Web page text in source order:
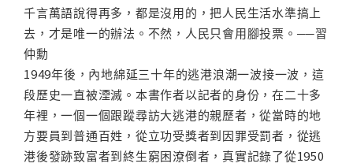
千言萬語說得再多，都是沒用的，把人民生活水準搞上
去，才是唯一的辦法。不然，人民只會用腳投票。──習
仲勳
1949年後，內地綿延三十年的逃港浪潮一波接一波，這
段歷史一直被湮滅。本書作者以記者的身份，在二十多
年裡，一個一個跟蹤尋訪大逃港的親歷者，從當時的地
方要員到普通百姓，從立功受獎者到因罪受罰者，從逃
港後發跡致富者到終生窮困潦倒者，真實記錄了從1950